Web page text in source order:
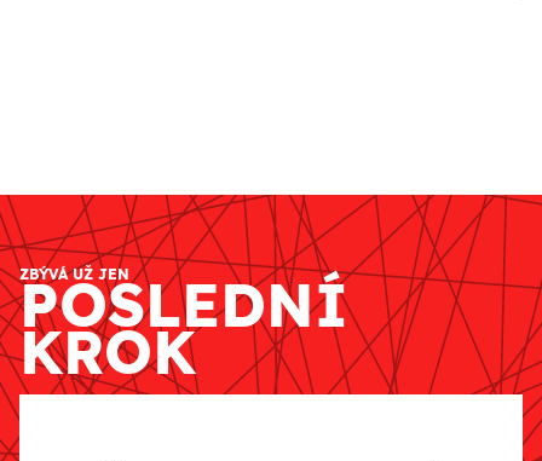
ZBÝVÁ UŽ JEN
POSLEDNÍ
KROK